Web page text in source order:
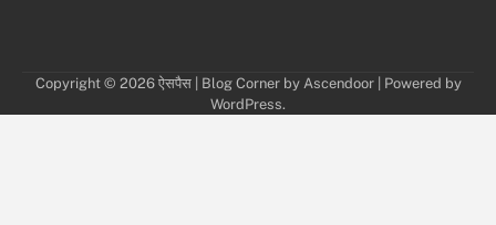
Copyright © 2026 ऐसपैस| Blog Corner by Ascendoor| Powered by
WordPress.